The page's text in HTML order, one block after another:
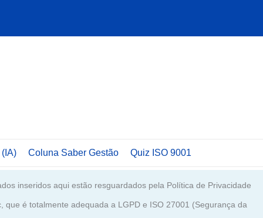
Coluna Saber Gestão Quiz ISO 9001
inseridos aqui estão resguardados pela Política de Privacidade
que é totalmente adequada a LGPD e ISO 27001 (Segurança da